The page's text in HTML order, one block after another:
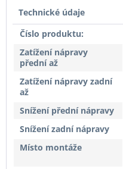
Technické údaje
Číslo produktu:
Zatížení nápravy
přední až
Zatížení nápravy zadní
až
Snížení přední nápravy
Snížení zadní nápravy
Místo montáže